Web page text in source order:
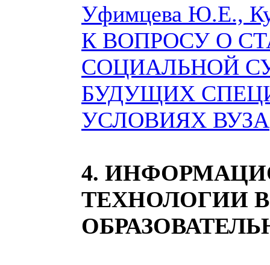
Уфимцева Ю.Е.,
К ВОПРОСУ О
СОЦИАЛЬНОЙ
БУДУЩИХ
УСЛОВИЯХ ВУЗА
4.
ТЕХНОЛОГИИ В